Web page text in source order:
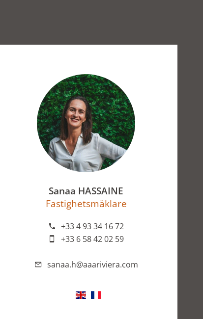
Sanaa HASSAINE
Fastighetsmäklare
+33 4 93 34 16 72
+33 6 58 42 02 59
sanaa.h@aaariviera.com